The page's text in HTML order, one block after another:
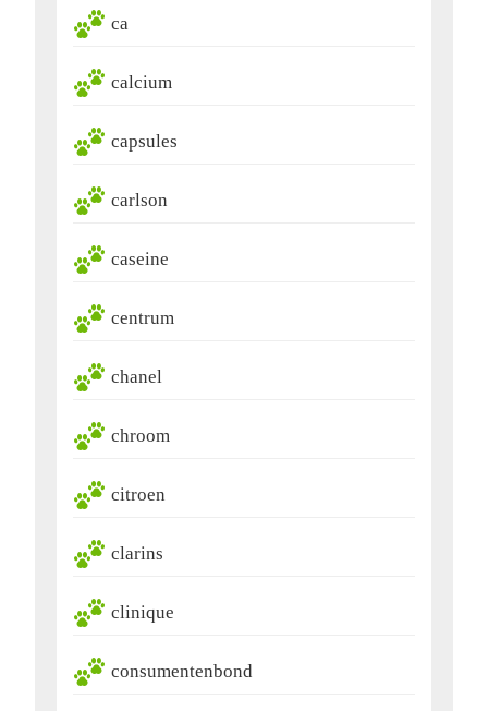
ca
calcium
capsules
carlson
caseine
centrum
chanel
chroom
citroen
clarins
clinique
consumentenbond